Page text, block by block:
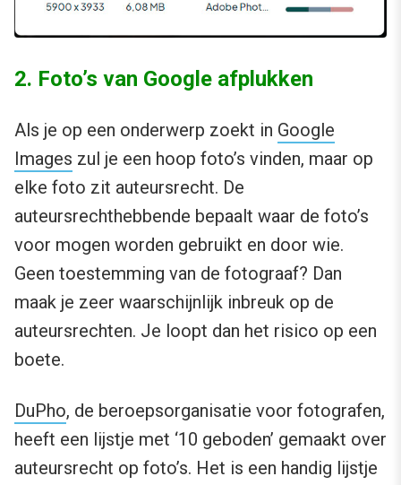
2. Foto’s van Google afplukken
Als je op een onderwerp zoekt in Google
Images zul je een hoop foto’s vinden, maar op
elke foto zit auteursrecht. De
auteursrechthebbende bepaalt waar de foto’s
voor mogen worden gebruikt en door wie.
Geen toestemming van de fotograaf? Dan
maak je zeer waarschijnlijk inbreuk op de
auteursrechten. Je loopt dan het risico op een
boete.
DuPho, de beroepsorganisatie voor fotografen,
heeft een lijstje met ‘10 geboden’ gemaakt over
auteursrecht op foto’s. Het is een handig lijstje